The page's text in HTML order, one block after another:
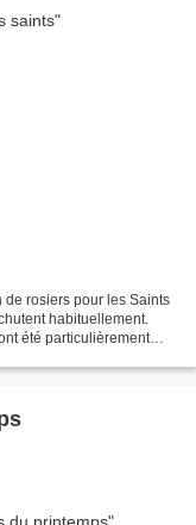
rosiers pour les Saints
habituellement.
été particulièrement